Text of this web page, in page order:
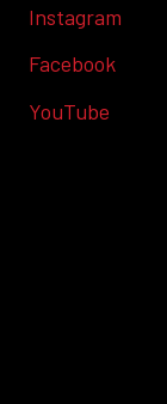
Instagram
Facebook
YouTube